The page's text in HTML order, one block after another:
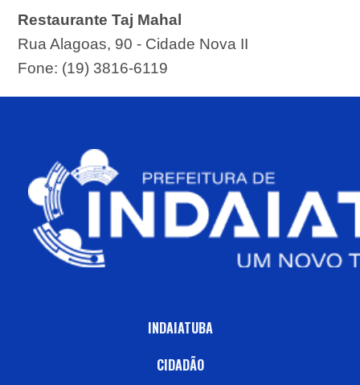
Restaurante Taj Mahal
Rua Alagoas, 90 - Cidade Nova II
Fone: (19) 3816-6119
INDAIATUBA
CIDADÃO